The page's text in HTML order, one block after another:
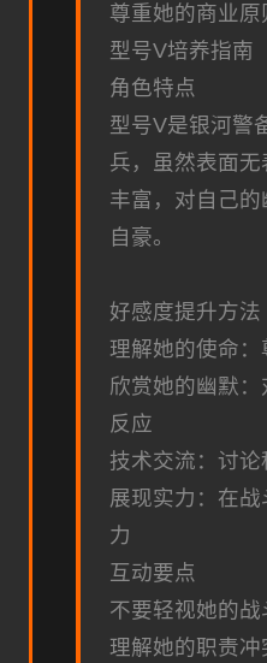
尊重她的商业原
型号V培养指南
角色特点
型号V是银河警
兵，虽然表面
丰富，对自己
自豪。
好感度提升方法
理解她的使命
欣赏她的幽默
反应
技术交流：讨
展现实力：在
力
互动要点
不要轻视她的战
理解她的职责冲